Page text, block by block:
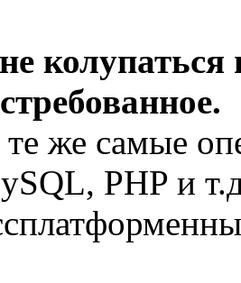
же самые
PHP и